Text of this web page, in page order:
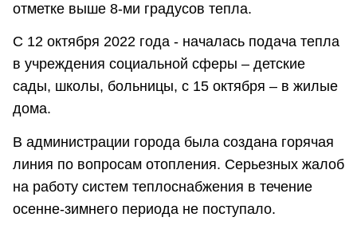
отметке выше 8-ми градусов тепла.
С 12 октября 2022 года - началась подача тепла
в учреждения социальной сферы – детские
сады, школы, больницы, с 15 октября – в жилые
дома.
В администрации города была создана горячая
линия по вопросам отопления. Серьезных жалоб
на работу систем теплоснабжения в течение
осенне-зимнего периода не поступало.